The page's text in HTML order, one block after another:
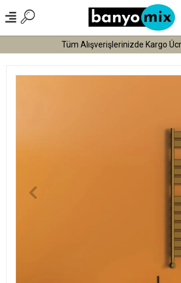
Tüm Alışverişlerinizde Kargo